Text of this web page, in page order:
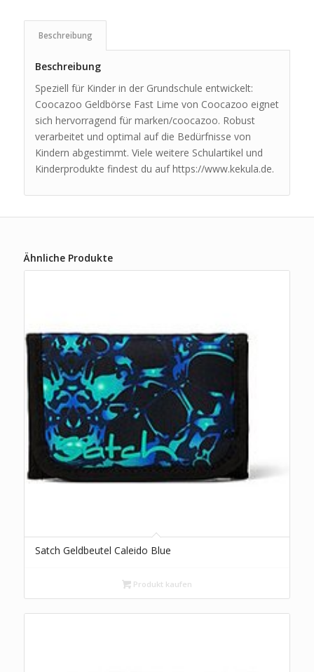
Beschreibung
Beschreibung
Speziell für Kinder in der Grundschule entwickelt:
Coocazoo Geldbörse Fast Lime von Coocazoo eignet
sich hervorragend für marken/coocazoo. Robust
verarbeitet und optimal auf die Bedürfnisse von
Kindern abgestimmt. Viele weitere Schulartikel und
Kinderprodukte findest du auf https://www.kekula.de.
Ähnliche Produkte
Satch Geldbeutel Caleido Blue
Produkt kaufen